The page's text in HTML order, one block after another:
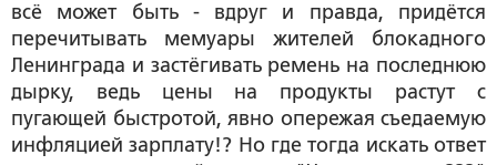
всё может быть - вдруг и правда, придётся
перечитывать мемуары жителей блокадного
Ленинграда и застёгивать ремень на последнюю
дырку, ведь цены на продукты растут с
пугающей быстротой, явно опережая съедаемую
инфляцией зарплату!? Но где тогда искать ответ